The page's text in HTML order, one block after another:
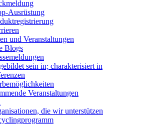
Ausrüstung
und Veranstaltungen
Blogs
sein in; charakterisiert in
Veranstaltungen
die wir unterstützen